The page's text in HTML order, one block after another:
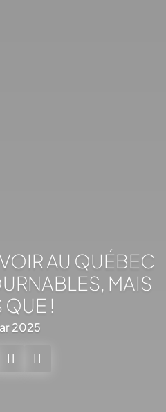
AU QUÉBEC
MAIS
QUE !
2025